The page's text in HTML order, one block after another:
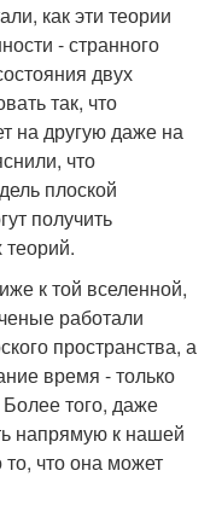
как эти теории
- странного
двух
так, что
на другую даже на
что
плоской
получить
к той вселенной,
работали
пространства, а
время - только
того, даже
напрямую к нашей
то, что она может